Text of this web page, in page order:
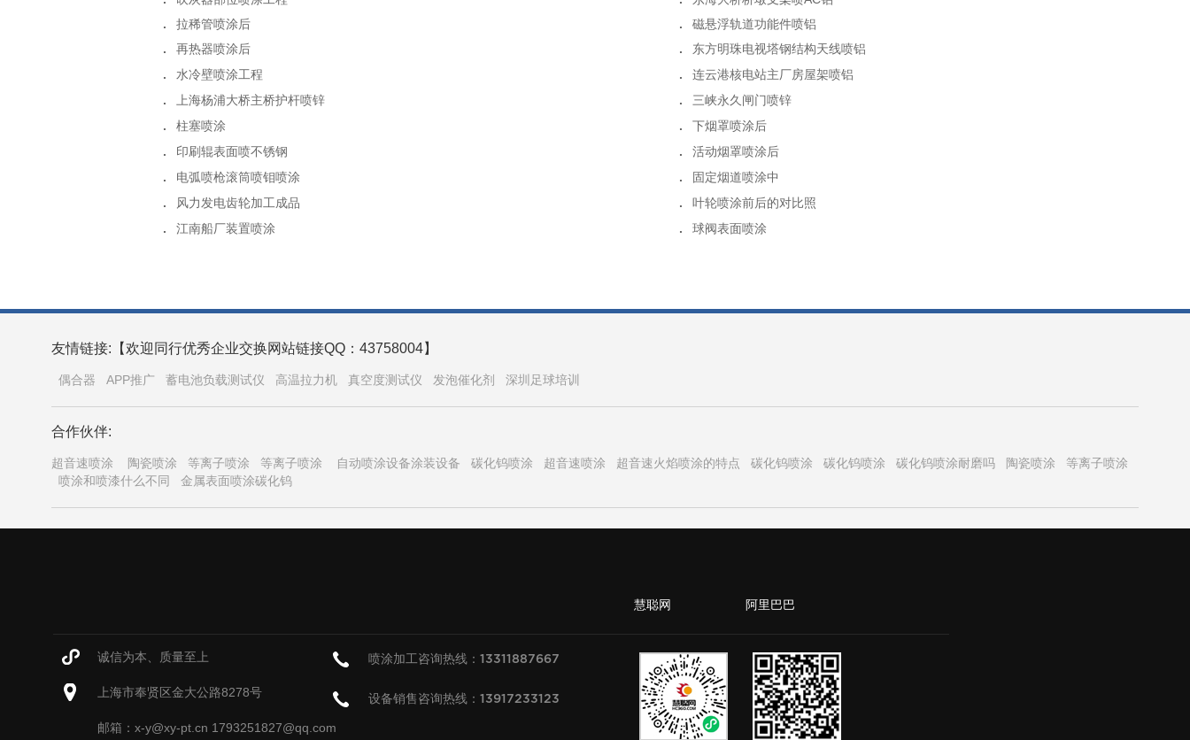
.
铸管电弧喷涂设备 ZDI-1000 .
M-JET5超音速线材喷涂枪
ZDI-400型智能电弧喷涂系统
ARC1500电弧锌铝喷涂枪
.
拉稀管喷涂后 .
磁悬浮轨道功能件喷铝
.
再热器喷涂后 .
东方明珠电视塔钢结构天线喷铝
.
水冷壁喷涂工程 .
连云港核电站主厂房屋架喷铝
.
上海杨浦大桥主桥护杆喷锌 .
三峡永久闸门喷锌
.
柱塞喷涂 .
下烟罩喷涂后
.
印刷辊表面喷不锈钢 .
活动烟罩喷涂后
.
电弧喷枪滚筒喷钼喷涂 .
固定烟道喷涂中
.
风力发电齿轮加工成品 .
叶轮喷涂前后的对比照
.
江南船厂装置喷涂 . 球阀表面喷涂
友情链接:【欢迎同行优秀企业交换网站链接QQ：43758004】
偶合器 APP推广 蓄电池负载测试仪 高温拉力机 真空度测试仪 发泡催化剂 深圳足球培训
合作伙伴:
超音速喷涂 陶瓷喷涂 等离子喷涂 等离子喷涂 自动喷涂设备涂装设备 碳化钨喷涂 超音速喷涂 超音速火焰喷涂的特点 碳化钨喷涂 碳化钨喷涂 碳化钨喷涂耐磨吗 陶瓷喷涂
等离子喷涂
喷涂和喷漆什么不同
金属表面喷涂碳化钨
诚信为本、质量至上
上海市奉贤区金大公路8278号
邮箱：x-y@xy-pt.cn 1793251827@qq.com
喷涂加工咨询热线：13311887667
设备销售咨询热线：13917233123
慧聪网 阿里巴巴